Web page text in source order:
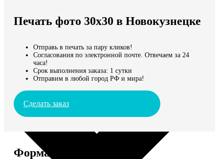
Мы доставляем по всему миру
Продолжить без города
Печать фото 30х30 в Новокузнецке
Отправь в печать за пару кликов!
Согласования по электронной почте. Отвечаем за 24
часа!
Срок выполнения заказа: 1 сутки
Отправим в любой город РФ и мира!
Сделать заказ
Форматы и цены